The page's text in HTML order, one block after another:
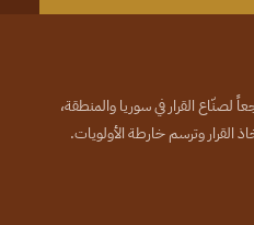
القرار في سوريا والمنطقة،
القرار وترسم خارطة الأولويات.